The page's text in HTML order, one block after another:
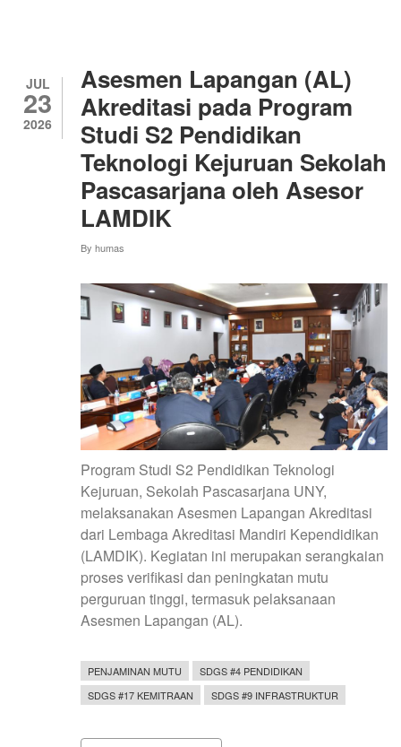
UMKM
GIRIPURWO
MELALUI
AI,
MARKETPLACE,
DAN
BUSINESS
MATCHING
JUL
23
2026
Asesmen Lapangan (AL)
Akreditasi pada Program
Studi S2 Pendidikan
Teknologi Kejuruan Sekolah
Pascasarjana oleh Asesor
LAMDIK
By humas
Program Studi S2 Pendidikan Teknologi
Kejuruan, Sekolah Pascasarjana UNY,
melaksanakan Asesmen Lapangan Akreditasi
dari Lembaga Akreditasi Mandiri Kependidikan
(LAMDIK). Kegiatan ini merupakan serangkaian
proses verifikasi dan peningkatan mutu
perguruan tinggi, termasuk pelaksanaan
Asesmen Lapangan (AL).
PENJAMINAN MUTU
SDGS #4 PENDIDIKAN
SDGS #17 KEMITRAAN
SDGS #9 INFRASTRUKTUR